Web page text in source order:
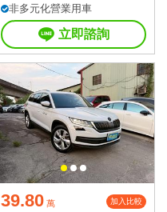
非多元化營業用車
立即諮詢
39.80 萬 加入比較